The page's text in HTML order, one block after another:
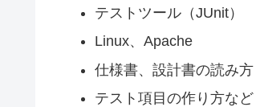
テストツール（JUnit）
Linux、Apache
仕様書、設計書の読み方
テスト項目の作り方など